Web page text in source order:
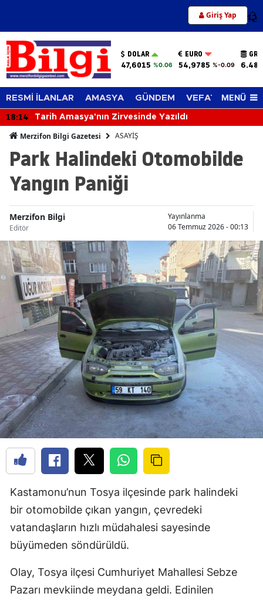
Giriş Yap 12
DOLAR
47,6015 %0.06
EURO
54,9785 %-0.09
RESMİ İLANLAR AMASYA GÜNDEM VEFAT EDENLER
MENÜ
18:14 Tarih Amasya'nın Zirvesinde Yazıldı
Merzifon Bilgi Gazetesi ASAYİŞ
Park Halindeki Otomobilde
Yangın Paniği
Merzifon Bilgi
Editör
Yayınlanma
06 Temmuz 2026 - 00:13
Kastamonu’nun Tosya ilçesinde park halindeki
bir otomobilde çıkan yangın, çevredeki
vatandaşların hızlı müdahalesi sayesinde
büyümeden söndürüldü.
Olay, Tosya ilçesi Cumhuriyet Mahallesi Sebze
Pazarı mevkiinde meydana geldi. Edinilen